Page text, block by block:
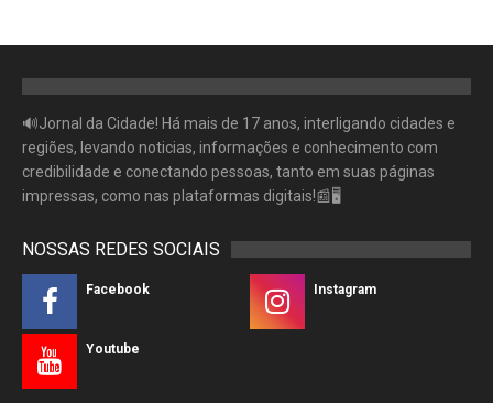
🔊Jornal da Cidade! Há mais de 17 anos, interligando cidades e
regiões, levando noticias, informações e conhecimento com
credibilidade e conectando pessoas, tanto em suas páginas
impressas, como nas plataformas digitais!📰🖥
NOSSAS REDES SOCIAIS
Facebook Instagram
Youtube